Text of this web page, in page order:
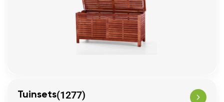
Tuinsets(1277)